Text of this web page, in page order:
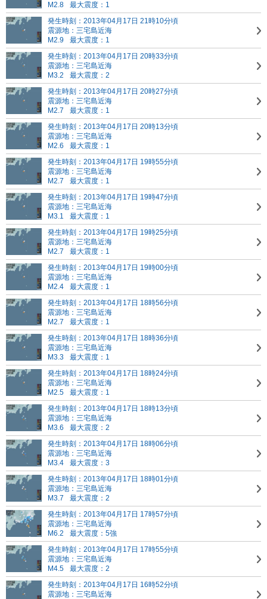
M2.8
最大震度：1
発生時刻：2013年04月17日 21時10分頃
震源地：三宅島近海
M2.9
最大震度：1
発生時刻：2013年04月17日 20時33分頃
震源地：三宅島近海
M3.2
最大震度：2
発生時刻：2013年04月17日 20時27分頃
震源地：三宅島近海
M2.7
最大震度：1
発生時刻：2013年04月17日 20時13分頃
震源地：三宅島近海
M2.6
最大震度：1
発生時刻：2013年04月17日 19時55分頃
震源地：三宅島近海
M2.7
最大震度：1
発生時刻：2013年04月17日 19時47分頃
震源地：三宅島近海
M3.1
最大震度：1
発生時刻：2013年04月17日 19時25分頃
震源地：三宅島近海
M2.7
最大震度：1
発生時刻：2013年04月17日 19時00分頃
震源地：三宅島近海
M2.4
最大震度：1
発生時刻：2013年04月17日 18時56分頃
震源地：三宅島近海
M2.7
最大震度：1
発生時刻：2013年04月17日 18時36分頃
震源地：三宅島近海
M3.3
最大震度：1
発生時刻：2013年04月17日 18時24分頃
震源地：三宅島近海
M2.5
最大震度：1
発生時刻：2013年04月17日 18時13分頃
震源地：三宅島近海
M3.6
最大震度：2
発生時刻：2013年04月17日 18時06分頃
震源地：三宅島近海
M3.4
最大震度：3
発生時刻：2013年04月17日 18時01分頃
震源地：三宅島近海
M3.7
最大震度：2
発生時刻：2013年04月17日 17時57分頃
震源地：三宅島近海
M6.2
最大震度：5強
発生時刻：2013年04月17日 17時55分頃
震源地：三宅島近海
M4.5
最大震度：2
発生時刻：2013年04月17日 16時52分頃
震源地：三宅島近海